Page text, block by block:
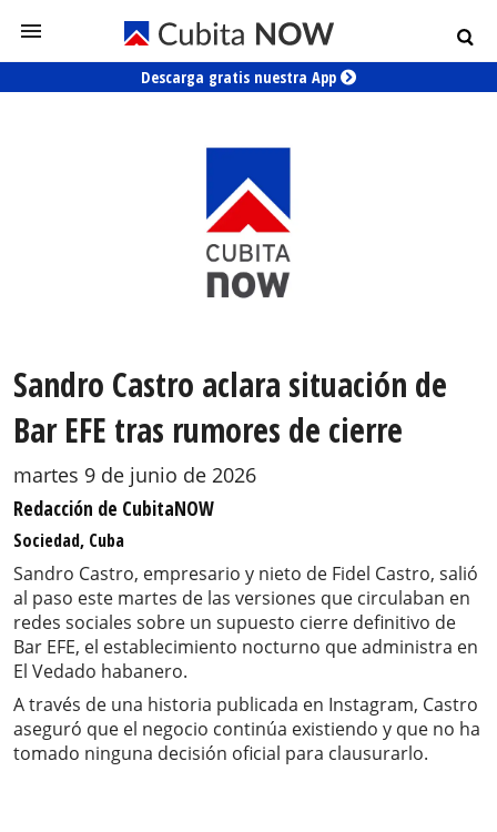
Descarga gratis nuestra App
Sandro Castro aclara situación de
Bar EFE tras rumores de cierre
martes 9 de junio de 2026
Redacción de CubitaNOW
Sociedad, Cuba
Sandro Castro, empresario y nieto de Fidel Castro, salió
al paso este martes de las versiones que circulaban en
redes sociales sobre un supuesto cierre definitivo de
Bar EFE, el establecimiento nocturno que administra en
El Vedado habanero.
A través de una historia publicada en Instagram, Castro
aseguró que el negocio continúa existiendo y que no ha
tomado ninguna decisión oficial para clausurarlo.